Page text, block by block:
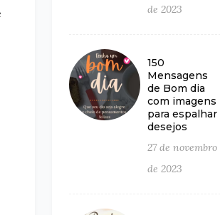
de 2023
150
Mensagens
de Bom dia
com imagens
para espalhar
desejos
27 de novembro
de 2023